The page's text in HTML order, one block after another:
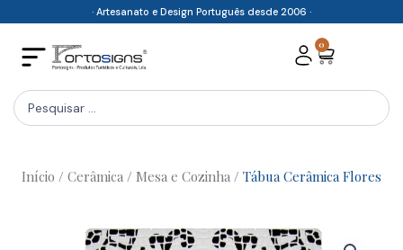
content
· Artesanato e Design Português desde 2006 ·
0
Cart
Search
...
Início / Cerâmica / Mesa e Cozinha / Tábua Cerâmica Flores